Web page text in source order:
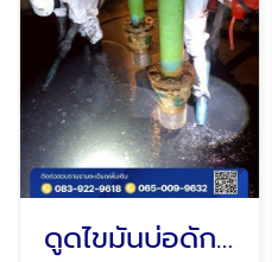
ดูดไขมันบ่อดัก ราคา